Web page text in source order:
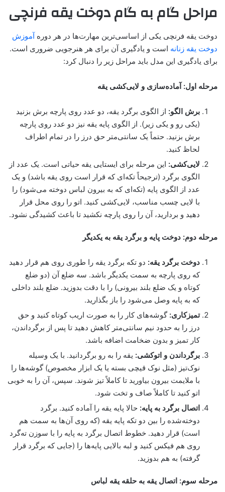
مراحل گام به گام دوخت یقه فرنچی
دوخت یقه فرنچی یکی از اساسی‌ترین مهارت‌ها در هر دورهآموزش
دوخت یقه زنانه است و یادگیری آن برای هر هنرجویی ضروری است.
برای یادگیری این مدل باید مراحل زیر را دنبال کرد:
مرحله اول: آماده‌سازی و لایی‌کشی یقه
برش الگو: از الگوی برگرد یقه، دو عدد روی پارچه برش بزنید
(یکی رو و یکی زیر). از الگوی پایه یقه نیز دو عدد روی پارچه
برش بزنید. حتماً یک سانتی‌متر حق درز را در تمام اطراف
لحاظ کنید.
لایی‌کشی: این مرحله برای ایستایی یقه حیاتی است. یک عدد از
الگوی برگرد (ترجیحاً تکه‌ای که قرار است روی یقه باشد) و یک
عدد از الگوی پایه (تکه‌ای که به بیرون لباس دوخته می‌شود) را
با لایی چسب مناسب، لایی‌کشی کنید. اتو را روی محل قرار
دهید و بردارید، آن را روی پارچه نکشید تا باعث کشیدگی نشود.
مرحله دوم: دوخت پایه و برگرد یقه به یکدیگر
دوخت برگرد یقه: دو تکه برگرد یقه را طوری روی هم قرار دهید
که روی پارچه به سمت یکدیگر باشد. سه ضلع آن (دو ضلع
کوتاه و یک ضلع بلند بیرونی) را با دقت بدوزید. ضلع بلند داخلی
که به پایه وصل می‌شود را باز بگذارید.
تمیزکاری: گوشه‌های کار را به صورت اریب کوتاه کنید و حق
درز را به حدود نیم سانتی‌متر کاهش دهید تا پس از برگرداندن،
کار تمیز و بدون ضخامت اضافه باشد.
برگرداندن و اتوکشی: یقه را به رو برگردانید. با یک وسیله
نوک‌تیز (مثل نوک قیچی بسته یا یک ابزار مخصوص) گوشه‌ها را
با ملایمت بیرون بیاورید تا کاملاً تیز شوند. سپس، آن را به خوبی
اتو کنید تا کاملاً صاف و تخت شود.
اتصال برگرد به پایه: حالا پایه یقه را آماده کنید. برگرد
دوخته‌شده را بین دو تکه پایه یقه (که روی آن‌ها به سمت هم
است) قرار دهید. خطوط اتصال برگرد به پایه را با سوزن ته‌گرد
روی هم فیکس کنید و لبه بالایی پایه‌ها را (جایی که برگرد قرار
گرفته) به هم بدوزید.
مرحله سوم: اتصال یقه به حلقه یقه لباس